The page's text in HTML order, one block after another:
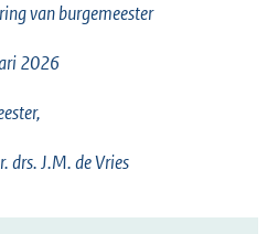
van burgemeester
2026
drs. J.M. de Vries